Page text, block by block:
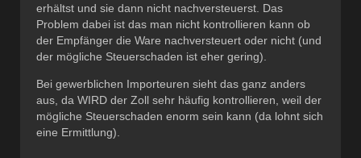
erhältst und sie dann nicht nachversteuerst. Das
Problem dabei ist das man nicht kontrollieren kann ob
der Empfänger die Ware nachversteuert oder nicht (und
der mögliche Steuerschaden ist eher gering).
Bei gewerblichen Importeuren sieht das ganz anders
aus, da WIRD der Zoll sehr häufig kontrollieren, weil der
mögliche Steuerschaden enorm sein kann (da lohnt sich
eine Ermittlung).